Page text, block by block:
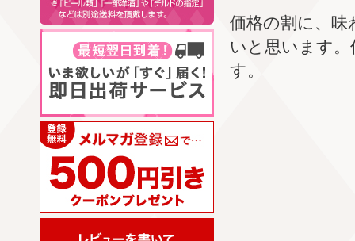
価格の割に、
いと思います
す。